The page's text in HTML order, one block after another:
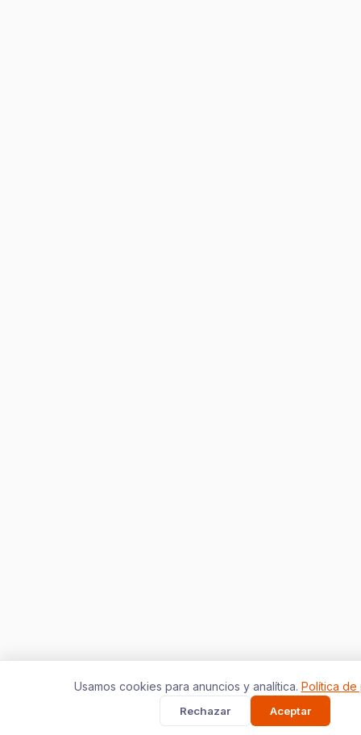
Usamos cookies para anuncios y analítica. Política de
Rechazar Aceptar